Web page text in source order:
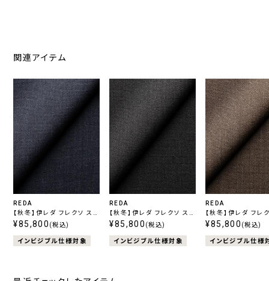
関連アイテム
REDA
【秋冬】伊レダ フレクソ スト
レッチ ブルー
¥85,800 (税込)
インビジブル仕様対象
REDA
【秋冬】伊レダ フレクソ スト
レッチ チャコール
¥85,800 (税込)
インビジブル仕様対象
REDA
【秋冬】伊レダ フレ
レッチ ブラウン
¥85,800 (税込)
インビジブル仕様